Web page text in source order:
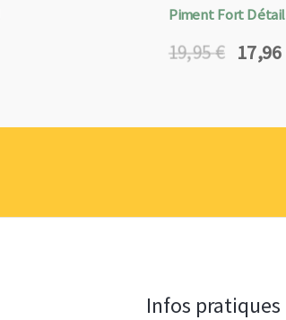
Piment Fort Détail
19,95€
Le
était :
17,96
Le
est :
Infos pratiques